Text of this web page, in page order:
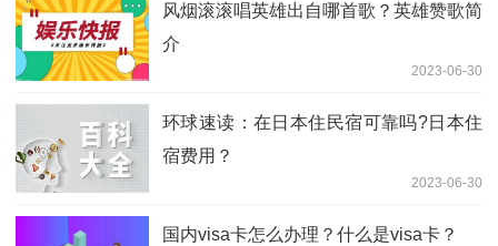
风烟滚滚唱英雄出自哪首歌？英雄赞歌简
介
2023-06-30
环球速读：在日本住民宿可靠吗?日本住
宿费用？
2023-06-30
国内visa卡怎么办理？什么是visa卡？